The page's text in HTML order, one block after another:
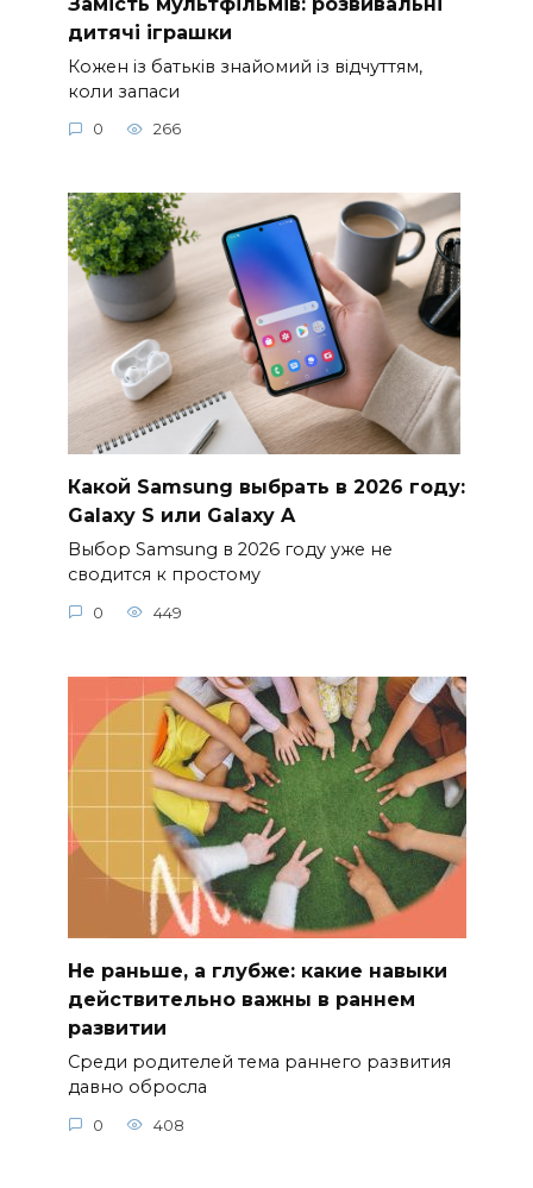
дитячі іграшки
Кожен із батьків знайомий із відчуттям,
коли запаси
0 266
Какой Samsung выбрать в 2026 году:
Galaxy S или Galaxy A
Выбор Samsung в 2026 году уже не
сводится к простому
0 449
Не раньше, а глубже: какие навыки
действительно важны в раннем
развитии
Среди родителей тема раннего развития
давно обросла
0 408